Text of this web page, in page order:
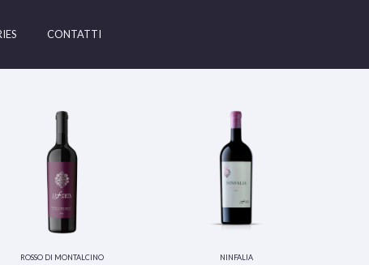
CONTATTI
rosso di montalcino ninfalia